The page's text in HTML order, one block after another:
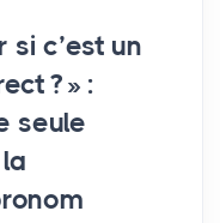
si c’est un
?» :
seule